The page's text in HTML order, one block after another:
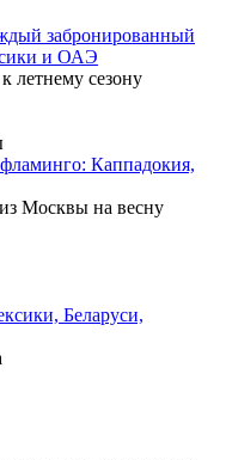
забронированный
и ОАЭ
летнему сезону
Каппадокия,
Москвы на весну
Беларуси,